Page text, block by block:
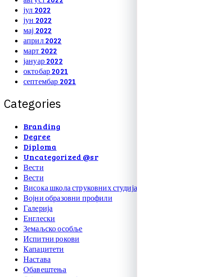
јул 2022
јун 2022
мај 2022
април 2022
март 2022
јануар 2022
октобар 2021
септембар 2021
Categories
Branding
Degree
Diploma
Uncategorized @sr
Вести
Вести
Висока школа струковних студија
Војни образовни профили
Галерија
Енглески
Земаљско особље
Испитни рокови
Капацитети
Настава
Обавештења